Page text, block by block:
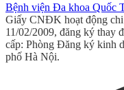
Bệnh viện Đa khoa Quốc
Giấy CNĐK hoạt động chi
11/02/2009, đăng ký thay
cấp: Phòng Đăng ký kinh
phố Hà Nội.